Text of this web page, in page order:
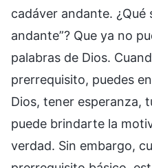
cadáver andante. ¿Qué
andante”? Que ya no
palabras de Dios.
prerrequisito, puedes
Dios, tener esperanza,
puede brindarte la
verdad. Sin embargo,